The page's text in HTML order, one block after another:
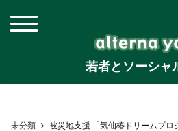
若者とソーシャ
未分類